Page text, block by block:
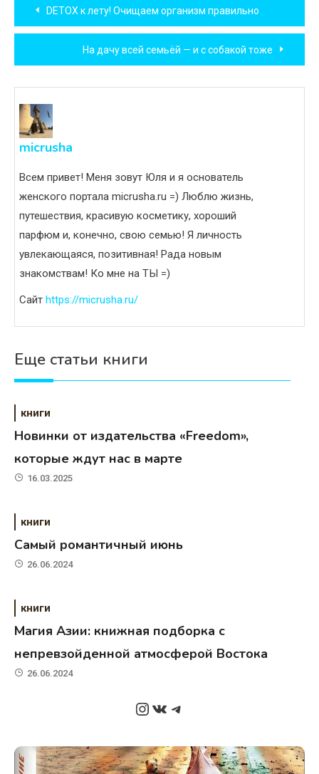
по
записям
DETOX к лету! Очищаем организм правильно
На дачу всей семьёй — и с собакой тоже
micrusha
Всем привет! Меня зовут Юля и я основатель
женского портала micrusha.ru =) Люблю жизнь,
путешествия, красивую косметику, хороший
парфюм и, конечно, свою семью! Я личность
увлекающаяся, позитивная! Рада новым
знакомствам! Ко мне на ТЫ =)
Сайт https://micrusha.ru/
Еще статьи книги
книги
Новинки от издательства «Freedom»,
которые ждут нас в марте
16.03.2025
книги
Самый романтичный июнь
26.06.2024
книги
Магия Азии: книжная подборка с
непревзойденной атмосферой Востока
26.06.2024
Instagram
ВКонтакте
Telegram